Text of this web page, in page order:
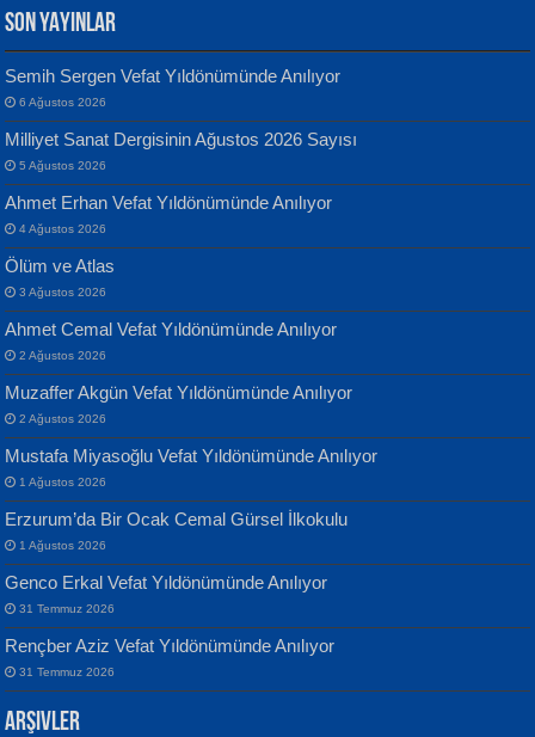
MUSTAFA KELOĞLU
Yarına İz Bırakmak...
ATİLLA ÖZEN
Sultan Olmadan Önce Eyüp...
EKREM KARABABA
Yılmaz Ekinci
Geceye Söylenen...
Banu Sancak
Defterimden İçeri...
İsmail Aydos
İnkisar...
SON YAYINLAR
Semih Sergen Vefat Yıldönümünde Anılıyor
6 Ağustos 2026
Milliyet Sanat Dergisinin Ağustos 2026 Sayısı
5 Ağustos 2026
Ahmet Erhan Vefat Yıldönümünde Anılıyor
4 Ağustos 2026
Ölüm ve Atlas
3 Ağustos 2026
Ahmet Cemal Vefat Yıldönümünde Anılıyor
2 Ağustos 2026
Muzaffer Akgün Vefat Yıldönümünde Anılıyor
2 Ağustos 2026
Mustafa Miyasoğlu Vefat Yıldönümünde Anılıyor
1 Ağustos 2026
Erzurum’da Bir Ocak Cemal Gürsel İlkokulu
1 Ağustos 2026
Genco Erkal Vefat Yıldönümünde Anılıyor
31 Temmuz 2026
Rençber Aziz Vefat Yıldönümünde Anılıyor
31 Temmuz 2026
Arşivler